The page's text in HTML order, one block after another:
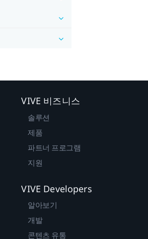
VIVE 비즈니스
솔루션
제품
파트너 프로그램
지원
VIVE Developers
알아보기
개발
콘텐츠 유통